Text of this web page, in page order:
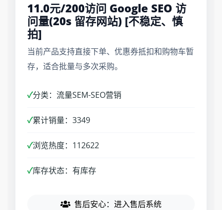
11.0元/200访问 Google SEO 访
问量(20s 留存网站) [不稳定、慎
拍]
当前产品支持直接下单、优惠券抵扣和购物车暂
存，适合批量与多次采购。
✓分类：流量SEM-SEO营销
✓累计销量：3349
✓浏览热度：112622
✓库存状态：有库存
售后安心：进入售后系统